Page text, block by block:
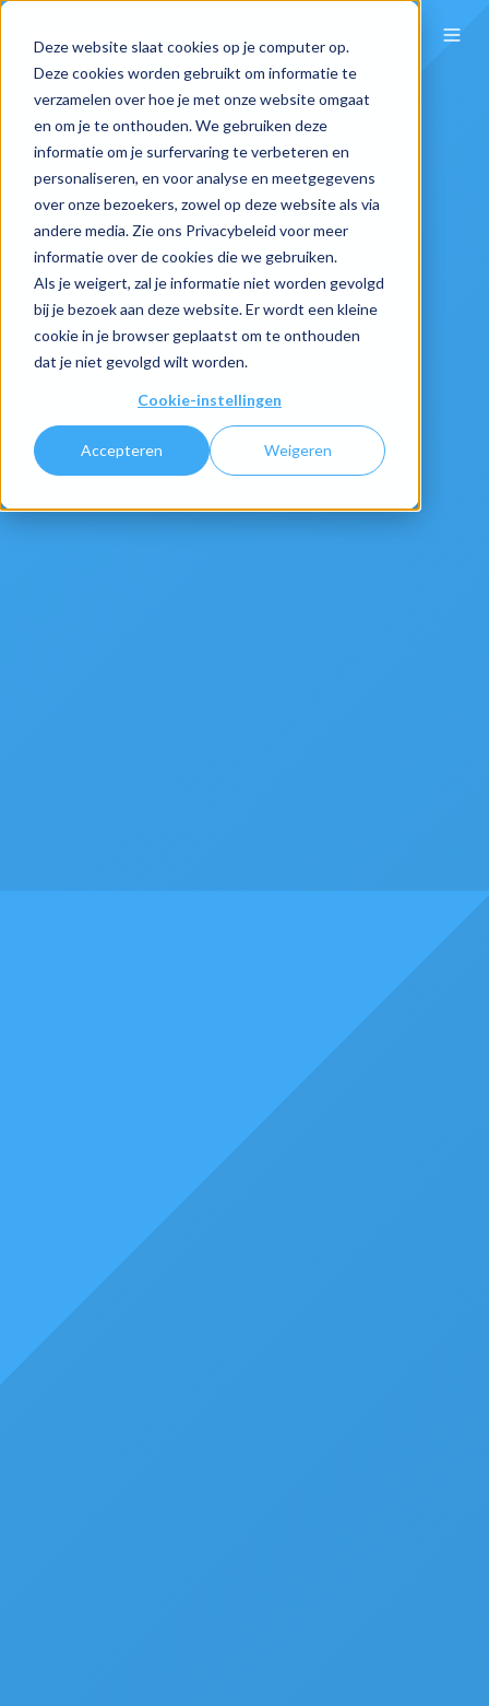
Deze website slaat cookies op je computer op.
Deze cookies worden gebruikt om informatie te
verzamelen over hoe je met onze website omgaat
en om je te onthouden. We gebruiken deze
informatie om je surfervaring te verbeteren en
personaliseren, en voor analyse en meetgegevens
over onze bezoekers, zowel op deze website als via
andere media. Zie ons Privacybeleid voor meer
informatie over de cookies die we gebruiken.
Als je weigert, zal je informatie niet worden gevolgd
bij je bezoek aan deze website. Er wordt een kleine
cookie in je browser geplaatst om te onthouden
dat je niet gevolgd wilt worden.
Cookie-instellingen
Accepteren Weigeren